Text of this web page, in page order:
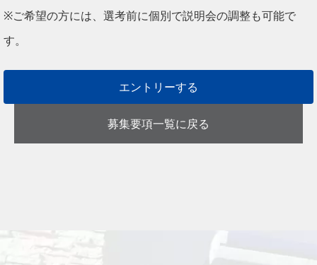
※ご希望の方には、選考前に個別で説明会の調整も可能で
す。
エントリーする
募集要項一覧に戻る